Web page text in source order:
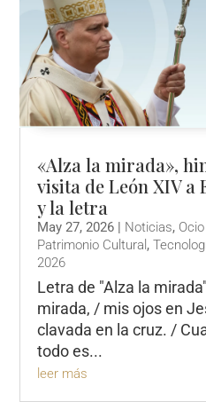
«Alza la mirada»,
visita de León XIV a
y la letra
May 27, 2026 | Noticias,
Patrimonio Cultural ,
2026
Letra de "Alza la
mirada, / mis ojos en
clavada en la cruz. /
todo es...
leer más